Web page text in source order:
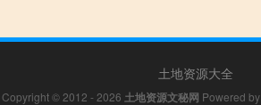
土地资源大全
Copyright © 2012 - 2026 土地资源文秘网 Powered by